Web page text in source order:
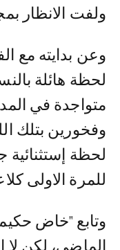
ولفت الانظار
وعن بدايته مع
لحظة هائلة
متواجدة في
وفخورين بتلك
لحظة
للمرة الاولى
وتابع "خاض